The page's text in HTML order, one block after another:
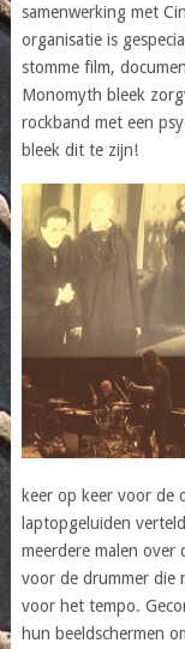
samenwerking met
organisatie is
stomme film,
Monomyth bleek
rockband met een
bleek dit te zijn!
keer op keer voor de
laptopgeluiden
meerdere malen over
voor de drummer die
voor het tempo.
hun beeldschermen